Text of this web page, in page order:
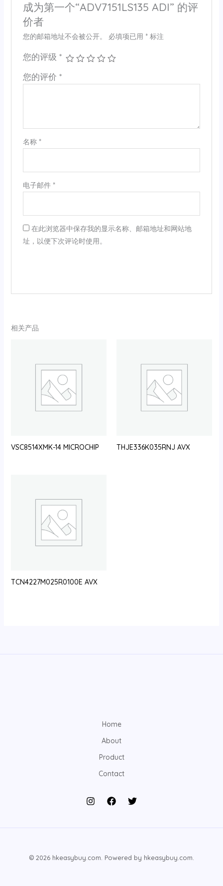
成为第一个“ADV7151LS135 ADI” 的评
价者
您的邮箱地址不会被公开。 必填项已用 *标注
您的评级 *
您的评价 *
名称 *
电子邮件 *
在此浏览器中保存我的显示名称、邮箱地址和网站地
址，以便下次评论时使用。
相关产品
VSC8514XMK-14 MICROCHIP THJE336K035RNJ AVX
TCN4227M025R0100E AVX
Home
About
Product
Contact
© 2026 hkeasybuy.com. Powered by hkeasybuy.com.